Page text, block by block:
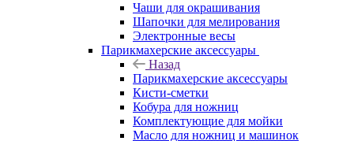
Чаши для окрашивания
Шапочки для мелирования
Электронные весы
Парикмахерские аксессуары
Назад
Парикмахерские аксессуары
Кисти-сметки
Кобура для ножниц
Комплектующие для мойки
Масло для ножниц и машинок